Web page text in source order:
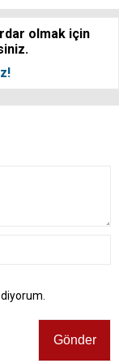
olmak için